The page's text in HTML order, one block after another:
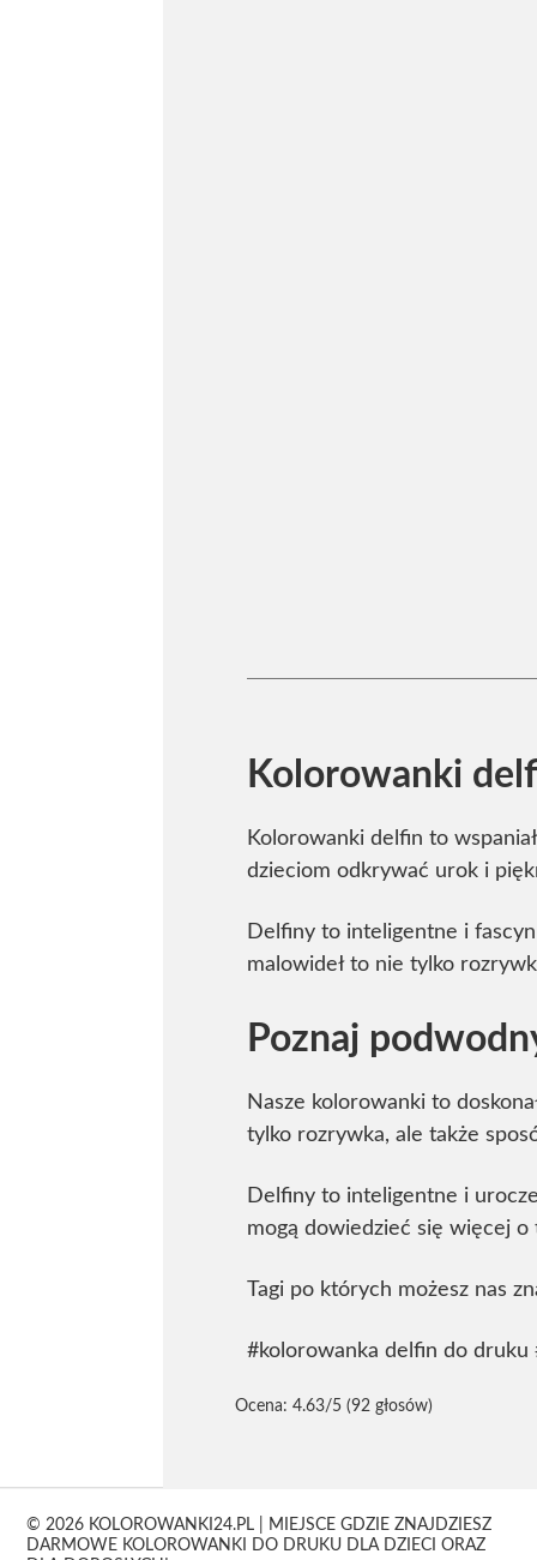
Kolorowanki
Kolorowanki delfin to
dzieciom odkrywać urok i
Delfiny to inteligentne i
malowideł to nie tylko
Poznaj
Nasze kolorowanki to
tylko rozrywka, ale także
Delfiny to inteligentne i
mogą dowiedzieć się więcej
Tagi po których możesz nas
#kolorowanka delfin do
Ocena: 4.63/5 (92 głosów)
© 2026 KOLOROWANKI24.PL | MIEJSCE GDZIE ZNAJDZIESZ
DARMOWE KOLOROWANKI DO DRUKU DLA DZIECI ORAZ